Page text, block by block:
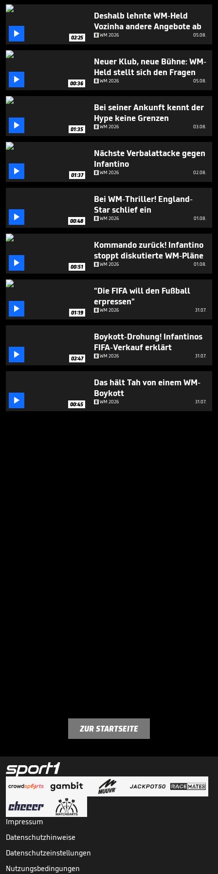
50
seconds
 02:25
Deshalb lehnte WM-Held
Vozinha andere Angebote ab
WM 2026 05.08.
 00:36
Neuer Klub, neue Bühne: WM-
Held stellt sich den Fragen
WM 2026 05.08.
 01:35
Bei seiner Ankunft kennt der
Hype keine Grenzen
WM 2026 03.08.
 01:37
Nächste Verbalattacke gegen
Infantino
WM 2026 02.08.
 00:48
Bei WM-Thriller! England-
Star schlief ein
WM 2026 01.08.
 00:51
Kommando zurück! Infantino
stoppt diskutierte WM-Pläne
WM 2026 01.08.
 01:19
"Die FIFA will den Fußball
erpressen"
WM 2026 31.07.
 02:47
Boykott-Drohung! Infantinos
FIFA-Verkauf erklärt
WM 2026 31.07.
 00:45
Das hält Tah von einem WM-
Boykott
WM 2026 31.07.
ZUR STARTSEITE
Impressum
Datenschutzhinweise
Datenschutzeinstellungen
Nutzungsbedingungen